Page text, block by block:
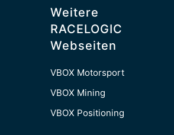
Weitere
RACELOGIC
Webseiten
VBOX Motorsport
VBOX Mining
VBOX Positioning